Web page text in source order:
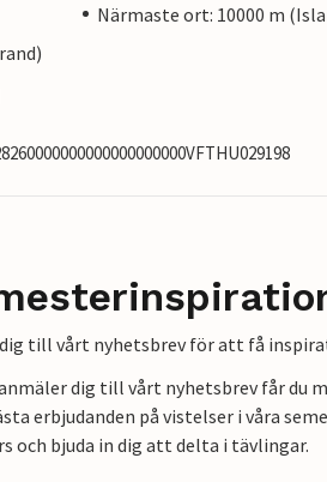
Närmaste ort: 10000 m
till vårt nyhetsbrev för att få
dig till vårt nyhetsbrev får du
erbjudanden på vistelser i våra
och bjuda in dig att delta i tävlingar.